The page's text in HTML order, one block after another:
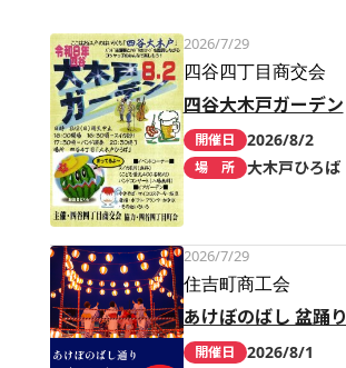
2026/7/29
四谷四丁目商交会
四谷大木戸ガーデン
開催日 2026/8/2
場 所 大木戸ひろば
2026/7/29
住吉町商工会
あけぼのばし 盆踊り
開催日 2026/8/1